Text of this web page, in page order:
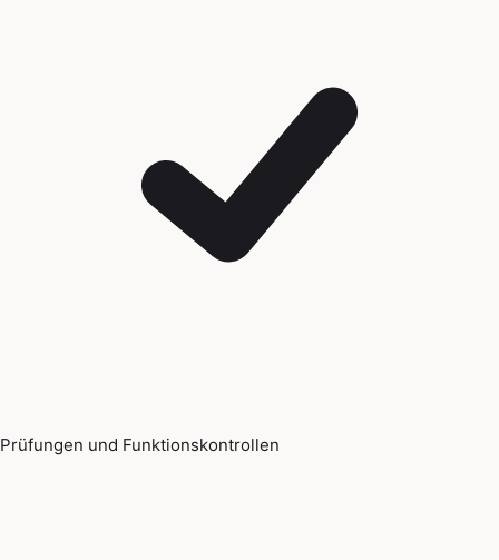
Prüfungen und Funktionskontrollen